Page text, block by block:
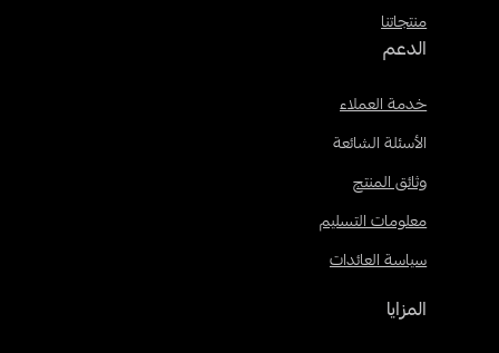
منتجاتنا
الدعم
خدمة العملاء
الأسئلة الشائعة
وثائق المنتج
معلومات التسليم
سياسة العائدات
المزايا